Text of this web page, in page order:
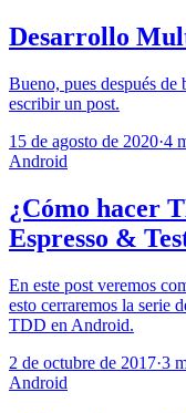
Desarrollo
Bueno, pues después de
escribir un post.
15 de agosto de 2020·4
Android
¿Cómo hacer
Espresso &
En este post veremos
esto cerraremos la serie
TDD en Android.
2 de octubre de 2017·3
Android